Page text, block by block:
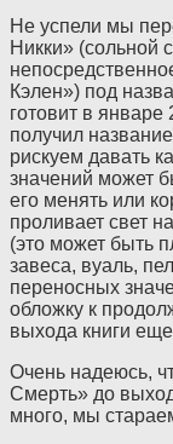
Не успели мы
Никки» (сольной
Кэлен») под
готовит в
получил
рискуем давать
значений может
его менять или
проливает свет
(это может быть
завеса, вуаль,
переносных
обложку к
выхода книги
Очень надеюсь,
Смерть» до
много, мы